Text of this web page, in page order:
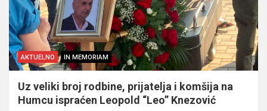
AKTUELNO IN MEMORIAM
Uz veliki broj rodbine, prijatelja i komšija na
Humcu ispraćen Leopold “Leo” Knezović